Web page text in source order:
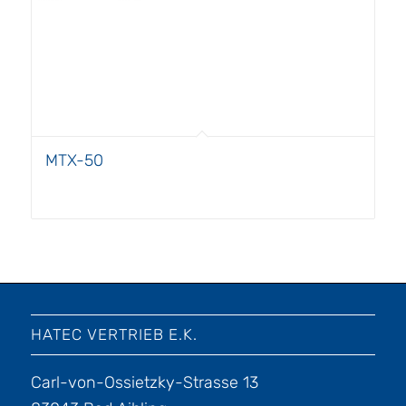
MTX-50
HATEC VERTRIEB E.K.
Carl-von-Ossietzky-Strasse 13